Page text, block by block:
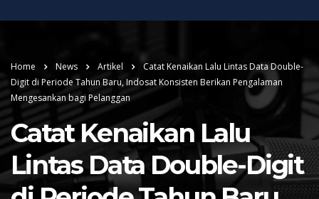
Home News Artikel
Catat Kenaikan Lalu Lintas Data Double-
Digit di Periode Tahun Baru, Indosat Konsisten Berikan Pengalaman
Mengesankan bagi Pelanggan
Catat Kenaikan Lalu
Lintas Data Double-Digit